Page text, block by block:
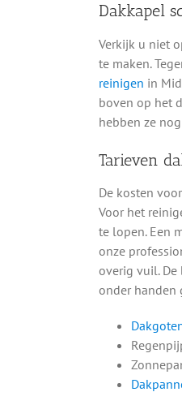
Dakkapel
Verkijk u niet
te maken.
reinigen in
boven op het
hebben ze
Tarieven
De kosten
Voor het
te lopen. Een
onze
overig vuil.
onder handen